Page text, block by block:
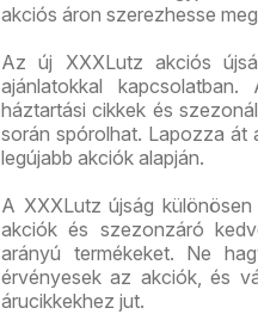
akciós áron szerezhesse
Az új XXXLutz akciós
ajánlatokkal
háztartási cikkek és
során spórolhat. Lapozza át
legújabb akciók alapján.
A XXXLutz újság
akciók és szezonzáró
arányú termékeket. Ne
érvényesek az akciók, és
árucikkekhez jut.